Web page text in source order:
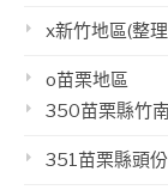
x新竹地區(整
o苗栗地區
350苗栗縣竹
351苗栗縣頭